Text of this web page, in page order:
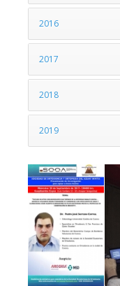
2016
2017
2018
2019